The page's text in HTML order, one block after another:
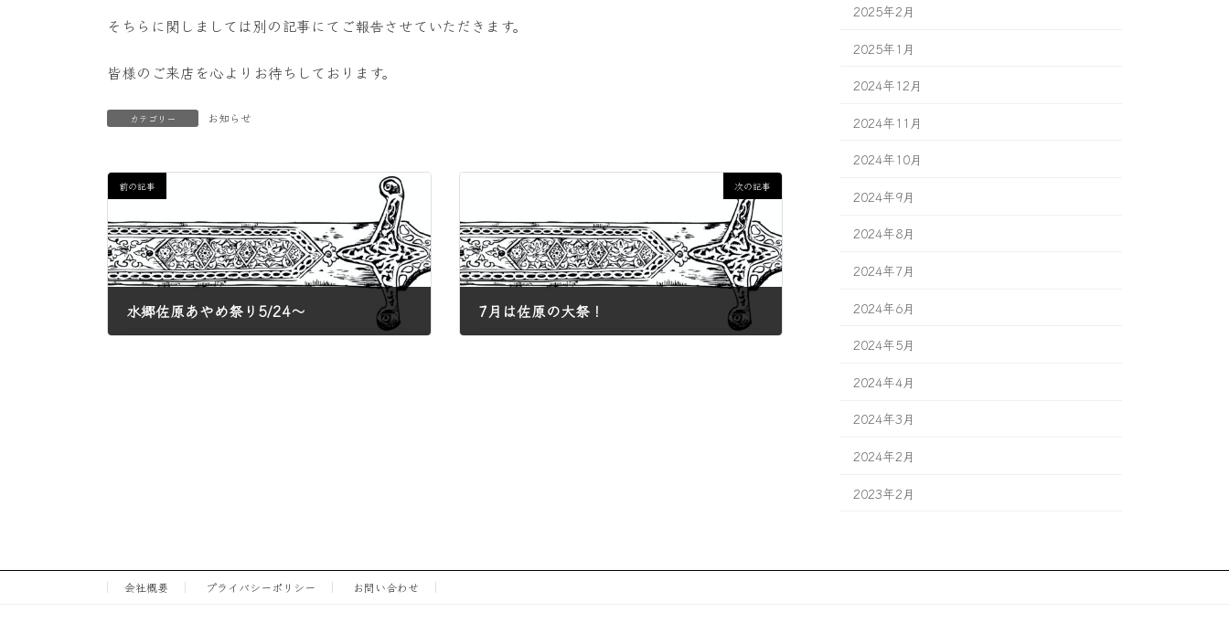
そちらに関しましては別の記事にてご報告させていただきます。
皆様のご来店を心よりお待ちしております。
カテゴリー お知らせ
前の記事
水郷佐原あやめ祭り5/24〜
次の記事
7月は佐原の大祭！
2025年2月
2025年1月
2024年12月
2024年11月
2024年10月
2024年9月
2024年8月
2024年7月
2024年6月
2024年5月
2024年4月
2024年3月
2024年2月
2023年2月
会社概要 プライバシーポリシー お問い合わせ